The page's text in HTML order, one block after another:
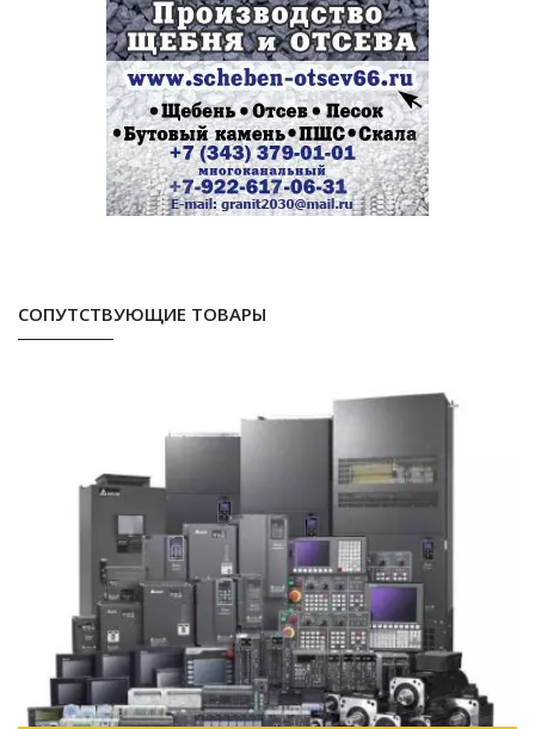
СОПУТСТВУЮЩИЕ ТОВАРЫ